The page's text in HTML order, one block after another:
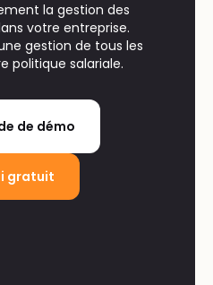
la gestion des
votre entreprise.
gestion de tous les
politique salariale.
de démo
gratuit